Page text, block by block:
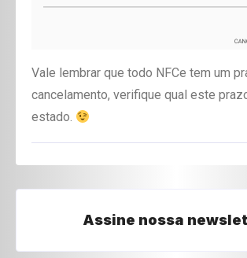
Vale lembrar que todo NFCe tem um
cancelamento, verifique qual este
estado.
Assine nossa